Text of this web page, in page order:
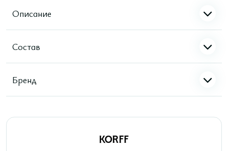
Описание
Состав
Бренд